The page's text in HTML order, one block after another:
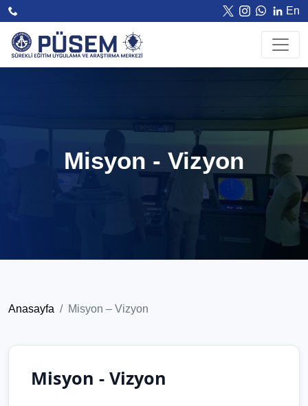
En
Misyon - Vizyon
Anasayfa Misyon – Vizyon
Misyon - Vizyon